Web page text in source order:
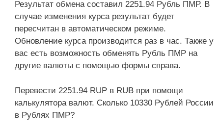
Результат обмена составил 2251.94 Рубль ПМР. В
случае изменения курса результат будет
пересчитан в автоматическом режиме.
Обновление курса производится раз в час. Также у
вас есть возможность обменять Рубль ПМР на
другие валюты с помощью формы справа.
Перевести 2251.94 RUP в RUB при помощи
калькулятора валют. Сколько 10330 Рублей России
в Рублях ПМР?